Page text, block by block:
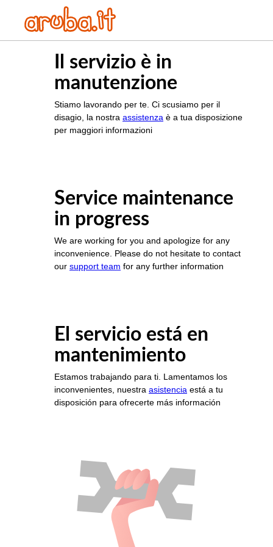
Il servizio è in
manutenzione
Stiamo lavorando per te. Ci scusiamo per il
disagio, la nostra assistenza è a tua disposizione
per maggiori informazioni
Service maintenance
in progress
We are working for you and apologize for any
inconvenience. Please do not hesitate to contact
our support team for any further information
El servicio está en
mantenimiento
Estamos trabajando para ti. Lamentamos los
inconvenientes, nuestra asistencia está a tu
disposición para ofrecerte más información